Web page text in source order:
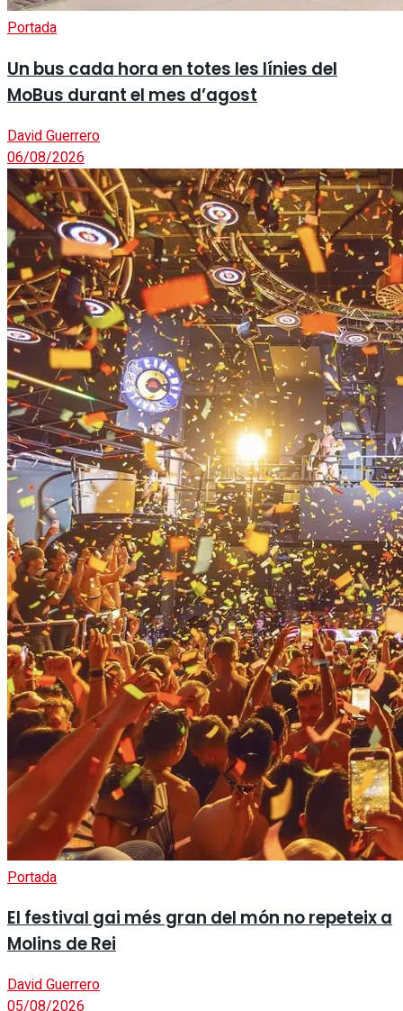
Portada
Un bus cada hora en totes les línies del
MoBus durant el mes d’agost
David Guerrero
06/08/2026
Portada
El festival gai més gran del món no repeteix a
Molins de Rei
David Guerrero
05/08/2026